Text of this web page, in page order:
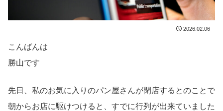
2026.02.06
こんばんは
勝山です
先日、私のお気に入りのパン屋さんが閉店するとのことで
朝からお店に駆けつけると、すでに行列が出来ていました